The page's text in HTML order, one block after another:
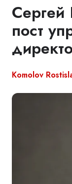
Сергей
пост
Komolov